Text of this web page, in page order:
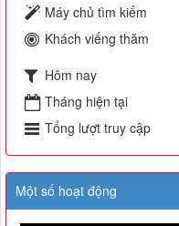
Máy chủ tìm kiếm
Khách viếng thăm
Hôm nay
Tháng hiện tại
Tổng lượt truy cập
Một số hoạt động